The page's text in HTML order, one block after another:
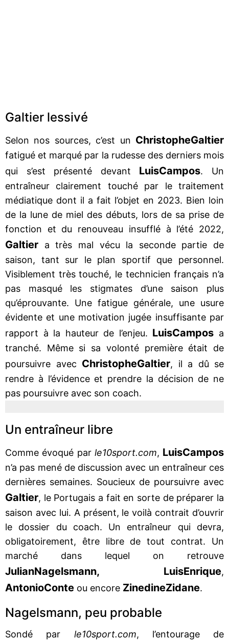
Galtier lessivé
Selon nos sources, c’est un ChristopheGaltier
fatigué et marqué par la rudesse des derniers mois
qui s’est présenté devant LuisCampos. Un
entraîneur clairement touché par le traitement
médiatique dont il a fait l’objet en 2023. Bien loin
de la lune de miel des débuts, lors de sa prise de
fonction et du renouveau insufflé à l’été 2022,
Galtier a très mal vécu la seconde partie de
saison, tant sur le plan sportif que personnel.
Visiblement très touché, le technicien français n’a
pas masqué les stigmates d’une saison plus
qu’éprouvante. Une fatigue générale, une usure
évidente et une motivation jugée insuffisante par
rapport à la hauteur de l’enjeu. LuisCampos a
tranché. Même si sa volonté première était de
poursuivre avec ChristopheGaltier, il a dû se
rendre à l’évidence et prendre la décision de ne
pas poursuivre avec son coach.
Un entraîneur libre
Comme évoqué parle10sport.com, LuisCampos
n’a pas mené de discussion avec un entraîneur ces
dernières semaines. Soucieux de poursuivre avec
Galtier, le Portugais a fait en sorte de préparer la
saison avec lui. A présent, le voilà contrait d’ouvrir
le dossier du coach. Un entraîneur qui devra,
obligatoirement, être libre de tout contrat. Un
marché dans lequel on retrouve
JulianNagelsmann, LuisEnrique,
AntonioConte ou encore ZinedineZidane.
Nagelsmann, peu probable
Sondé par le10sport.com, l’entourage de